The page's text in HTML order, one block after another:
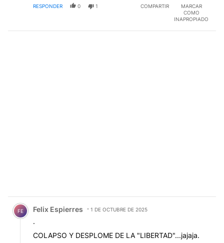
RESPONDER 0 1 COMPARTIR
MARCAR
COMO
INAPROPIADO
Comentario de Felix Espierres.
FE Felix Espierres 1 DE OCTUBRE DE 2025
.
COLAPSO Y DESPLOME DE LA "LIBERTAD"...jajaja.